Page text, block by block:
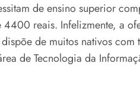
de ensino superior
reais. Infelizmente, a
de muitos nativos
de Tecnologia da